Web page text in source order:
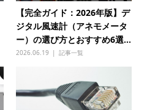
【完全ガイド：2026年版】デ
ジタル風速計（アネモメータ
ー）の選び方とおすすめ6選...
2026.06.19 記事一覧